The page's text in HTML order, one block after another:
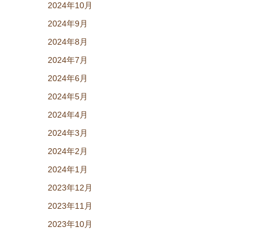
2024年10月
2024年9月
2024年8月
2024年7月
2024年6月
2024年5月
2024年4月
2024年3月
2024年2月
2024年1月
2023年12月
2023年11月
2023年10月